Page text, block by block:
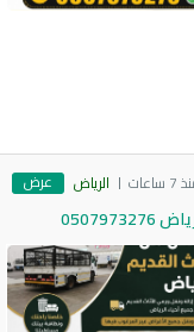
الرياض عرض